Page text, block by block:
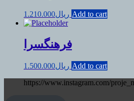
ریال1.210.000 Add to cart
فرهنگسرا
ریال1.500.000
Add to cart
https://www.instagram.com/